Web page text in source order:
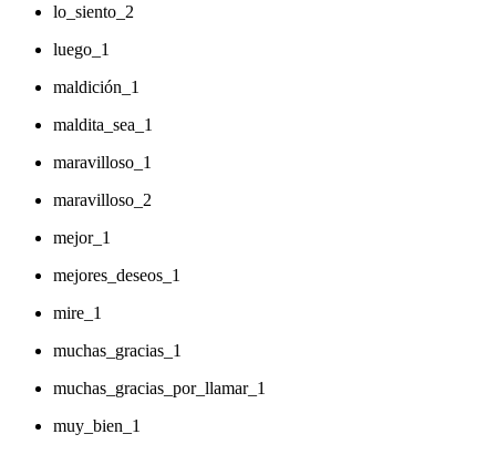
lo_siento_2
luego_1
maldición_1
maldita_sea_1
maravilloso_1
maravilloso_2
mejor_1
mejores_deseos_1
mire_1
muchas_gracias_1
muchas_gracias_por_llamar_1
muy_bien_1